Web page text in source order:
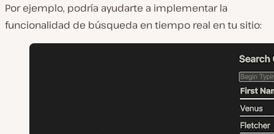
Por ejemplo, podría ayudarte a implementar la
funcionalidad de búsqueda en tiempo real en tu sitio: